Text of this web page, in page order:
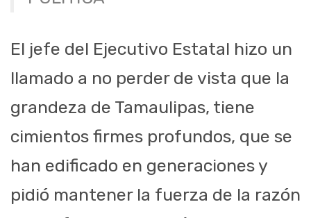
El jefe del Ejecutivo Estatal hizo un
llamado a no perder de vista que la
grandeza de Tamaulipas, tiene
cimientos firmes profundos, que se
han edificado en generaciones y
pidió mantener la fuerza de la razón